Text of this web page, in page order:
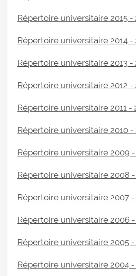
Répertoire universitaire 2015 -
Répertoire universitaire 2014 -
Répertoire universitaire 2013 -
Répertoire universitaire 2012 -
Répertoire universitaire 2011 -
Répertoire universitaire 2010 -
Répertoire universitaire 2009 -
Répertoire universitaire 2008
Répertoire universitaire 2007
Répertoire universitaire 2006
Répertoire universitaire 2005
Répertoire universitaire 2004 -